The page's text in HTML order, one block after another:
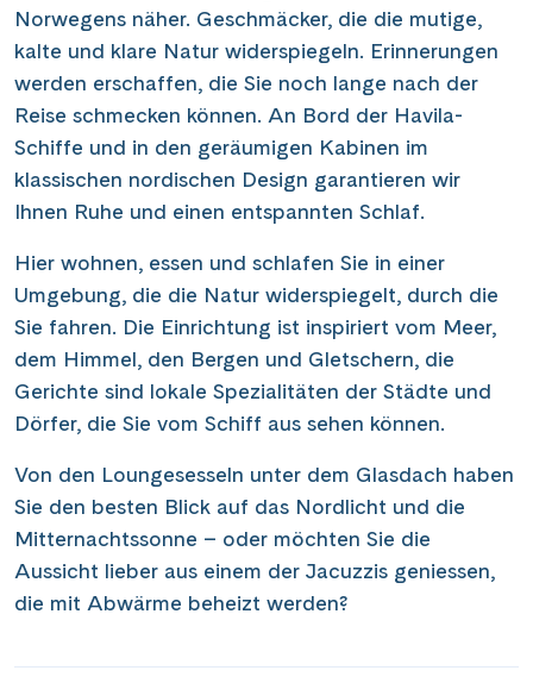
Norwegens näher. Geschmäcker, die die mutige,
kalte und klare Natur widerspiegeln. Erinnerungen
werden erschaffen, die Sie noch lange nach der
Reise schmecken können. An Bord der Havila-
Schiffe und in den geräumigen Kabinen im
klassischen nordischen Design garantieren wir
Ihnen Ruhe und einen entspannten Schlaf.
Hier wohnen, essen und schlafen Sie in einer
Umgebung, die die Natur widerspiegelt, durch die
Sie fahren. Die Einrichtung ist inspiriert vom Meer,
dem Himmel, den Bergen und Gletschern, die
Gerichte sind lokale Spezialitäten der Städte und
Dörfer, die Sie vom Schiff aus sehen können.
Von den Loungesesseln unter dem Glasdach haben
Sie den besten Blick auf das Nordlicht und die
Mitternachtssonne – oder möchten Sie die
Aussicht lieber aus einem der Jacuzzis geniessen,
die mit Abwärme beheizt werden?